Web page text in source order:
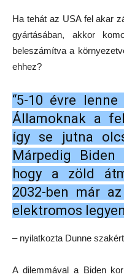
Ha tehát az USA fel akar
gyártásában, akkor
beleszámítva a
ehhez?
“5-10 évre
Államoknak a
így se jutna
Márpedig
hogy a zöld
2032-ben már
elektromos
– nyilatkozta Dunne
A dilemmával a Biden